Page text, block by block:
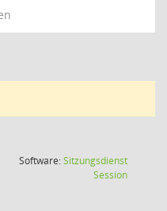
Software:Sitzungsdienst
Session(Wird in